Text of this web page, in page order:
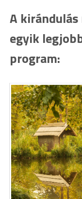
A
egyik
program: